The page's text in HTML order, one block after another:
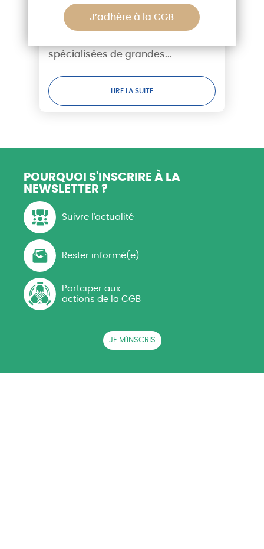
J’adhère à la CGB
spécialisées de grandes cultures
- Canicule : tandis que les
publique sortira-t-elle enfin du
Dans une tribune diffusée dans
spécialisées de grandes...
LIRE LA SUITE
POURQUOI S'INSCRIRE À LA
NEWSLETTER ?
Suivre l'actualité
Rester informé(e)
Partciper aux
actions de la CGB
JE M'INSCRIS